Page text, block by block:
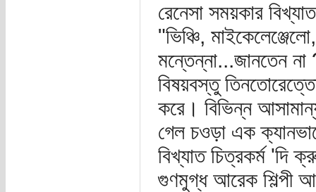
রেনেসা সময়কার
"ভিঞ্চি,
মন্তেন্না...জানতেন না
বিষয়বস্তু তিনতোরেত্তো
করে। বিভিন্ন
গেল চওড়া এক
বিখ্যাত চিত্রকর্ম 'দি
গুণমুগ্ধ আরেক শিল্পী